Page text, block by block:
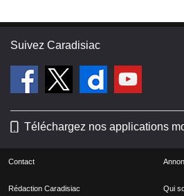
Suivez Caradisiac
Téléchargez nos applications
Contact
Rédaction Caradisiac Qui